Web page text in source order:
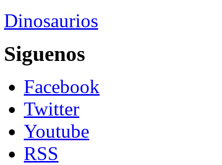
Dinosaurios
Siguenos
Facebook
Twitter
Youtube
RSS